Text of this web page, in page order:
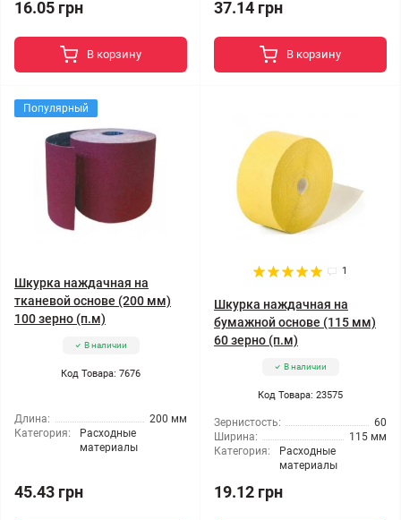
16.05 грн
В корзину
37.14 грн
В корзину
Популярный
Шкурка наждачная на
тканевой основе (200 мм)
100 зерно (п.м)
В наличии
Код Товара: 7676
Длина:
200 мм
Категория:
Расходные
материалы
45.43 грн
1
Шкурка наждачная на
бумажной основе (115 мм)
60 зерно (п.м)
В наличии
Код Товара: 23575
Зернистость:
60
Ширина:
115 мм
Категория:
Расходные
материалы
19.12 грн